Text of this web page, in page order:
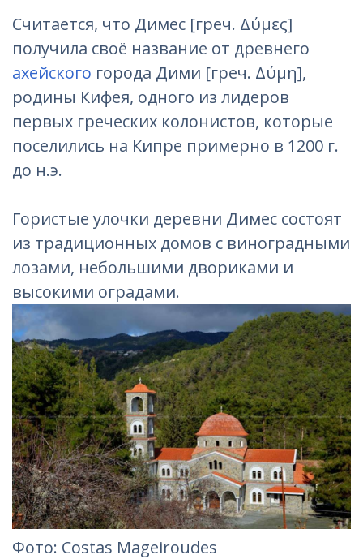
Считается, что Димес [греч. Δύμες]
получила своё название от древнего
ахейского города Дими [греч. Δύμη],
родины Кифея, одного из лидеров
первых греческих колонистов, которые
поселились на Кипре примерно в 1200 г.
до н.э.
Гористые улочки деревни Димес состоят
из традиционных домов с виноградными
лозами, небольшими двориками и
высокими оградами.
Фотo: Costas Mageiroudes